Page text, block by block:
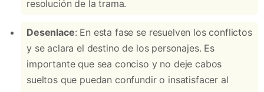
resolución de la trama.
Desenlace: En esta fase se resuelven los conflictos
y se aclara el destino de los personajes. Es
importante que sea conciso y no deje cabos
sueltos que puedan confundir o insatisfacer al